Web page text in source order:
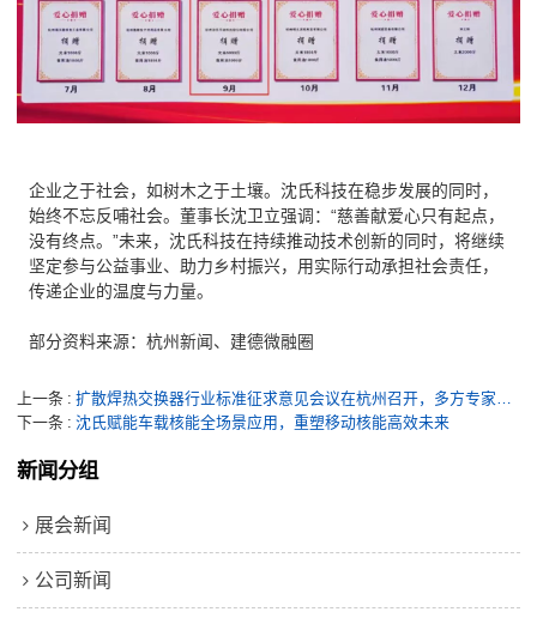
企业之于社会，如树木之于土壤。沈氏科技在稳步发展的同时，
始终不忘反哺社会。董事长沈卫立强调：“慈善献爱心只有起点，
没有终点。”未来，沈氏科技在持续推动技术创新的同时，将继续
坚定参与公益事业、助力乡村振兴，用实际行动承担社会责任，
传递企业的温度与力量。
部分资料来源：杭州新闻、建德微融圈
上一条
下一条
沈氏赋能车载核能全场景应用，重塑移动核能高效未来
新闻分组
展会新闻
公司新闻